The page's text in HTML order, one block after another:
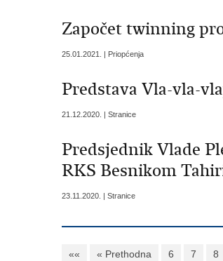
Započet twinning
25.01.2021. | Priopćenja
Predstava Vla-vla-
21.12.2020. | Stranice
Predsjednik Vlade
RKS Besnikom
23.11.2020. | Stranice
«« « Prethodna 6 7 8